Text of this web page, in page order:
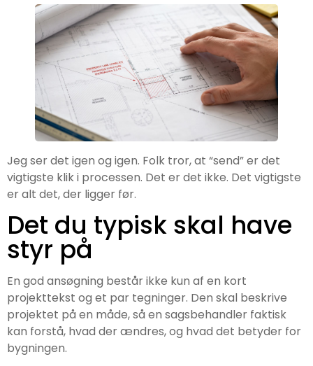
Jeg ser det igen og igen. Folk tror, at “send” er det
vigtigste klik i processen. Det er det ikke. Det vigtigste
er alt det, der ligger før.
Det du typisk skal have
styr på
En god ansøgning består ikke kun af en kort
projekttekst og et par tegninger. Den skal beskrive
projektet på en måde, så en sagsbehandler faktisk
kan forstå, hvad der ændres, og hvad det betyder for
bygningen.